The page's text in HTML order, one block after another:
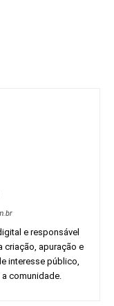
e responsável
criação, apuração e
interesse público,
comunidade.